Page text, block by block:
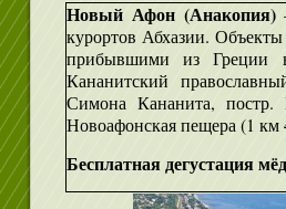
Новый Афон (Анакопия)
курортов Абхазии.
прибывшими из
Кананитский
Симона Кананита, постр.
Новоафонская пещера (1
Бесплатная дегустация